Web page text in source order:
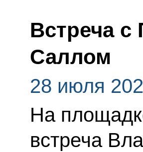
Встреча с
Саллом
28 июля
На
встреча